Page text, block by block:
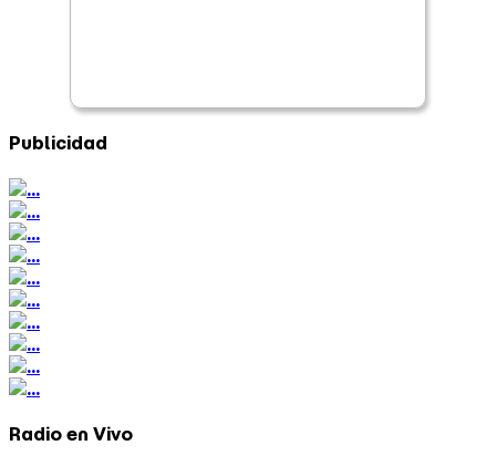
Publicidad
Radio en Vivo